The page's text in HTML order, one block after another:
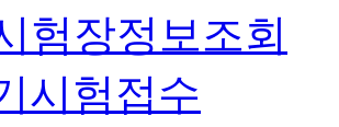
험장정보조회
시험접수